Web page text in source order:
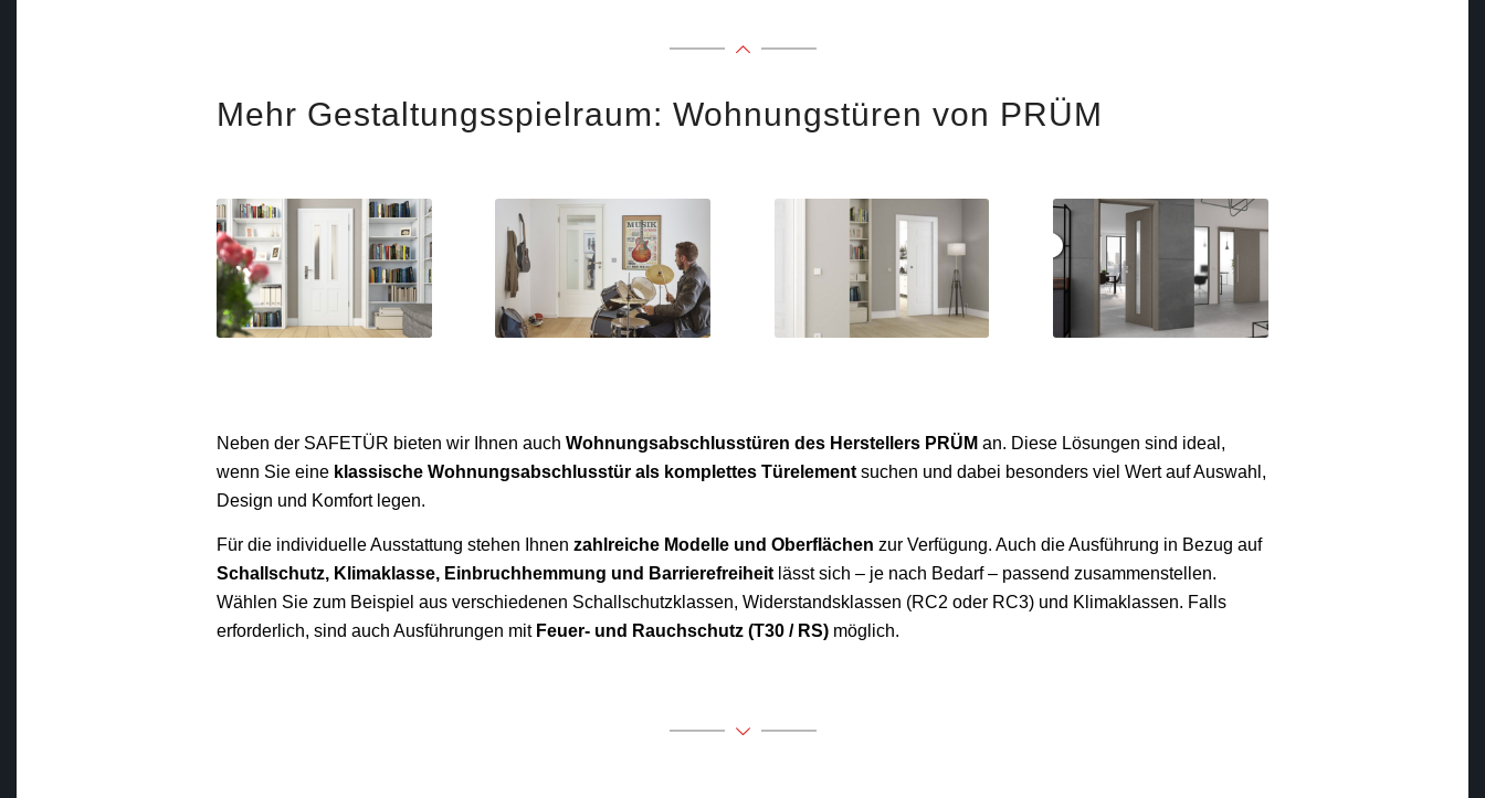
Mehr Gestaltungsspielraum: Wohnungstüren von PRÜM
Neben der SAFETÜR bieten wir Ihnen auchWohnungsabschlusstüren des Herstellers PRÜM an. Diese Lösungen sind ideal,
wenn Sie eine klassische Wohnungsabschlusstür als komplettes Türelement suchen und dabei besonders viel Wert auf Auswahl,
Design und Komfort legen.
Für die individuelle Ausstattung stehen Ihnenzahlreiche Modelle und Oberflächen zur Verfügung. Auch die Ausführung in Bezug auf
Schallschutz, Klimaklasse, Einbruchhemmung und Barrierefreiheit lässt sich – je nach Bedarf – passend zusammenstellen.
Wählen Sie zum Beispiel aus verschiedenen Schallschutzklassen, Widerstandsklassen (RC2 oder RC3) und Klimaklassen. Falls
erforderlich, sind auch Ausführungen mit Feuer- und Rauchschutz (T30 / RS) möglich.